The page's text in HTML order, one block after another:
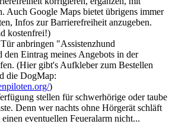
Auch Google Maps bietet übrigens immer
Infos zur Barrierefreiheit anzugeben.
kostenfrei!)
anbringen "Assistenzhund
Eintrag meines Angebots in der
(Hier gibt's Aufkleber zum Bestellen
die DogMap:
)
stellen für schwerhörige oder taube
Denn wer nachts ohne Hörgerät schläft
eventuellen Feueralarm nicht...